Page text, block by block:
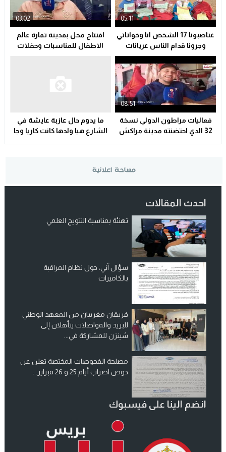
05:11
غتاصبونا 17 الشخص انا وخواتاتي
وجرونا قدام الناس عريانات
واليوم القانون مخداش لينا حقنا
…سلا مدينة
03:02
افتتاح محل بمدينة تمارة عالم
الاطفال للمناسبات وحفلات
08:51
فعاليات مراطون الدولي نسخة
32 الدي احتضنته مدينة مراكش
ما يدوم حال عازبة عايشة في
الشارع هيا ولدها كانت كاريا وجا
احدث المقالات
تهنئة بمناسبة التتويج العلمي
سؤال آني: حول نظام المراقبة
بالكاميرات
فريقان مغربيان من المعهد الوطني
للبريد والمواصلات يتأهلان إلى
شينزن للمشاركة في...
مصلحة الفحوصات المختصة تعلن عن
خوض اضراب أيام 25 و 26 فبراير...
انضم الينا على فيسبوك